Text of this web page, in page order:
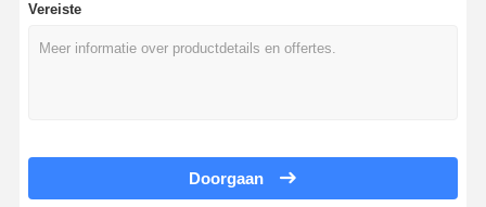
Hydrofiel fumed kiezelzuur
Vereiste
Doorgaan